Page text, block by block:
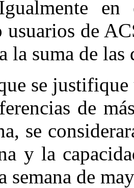
de
la suma de
se
de
se
y la
semana de